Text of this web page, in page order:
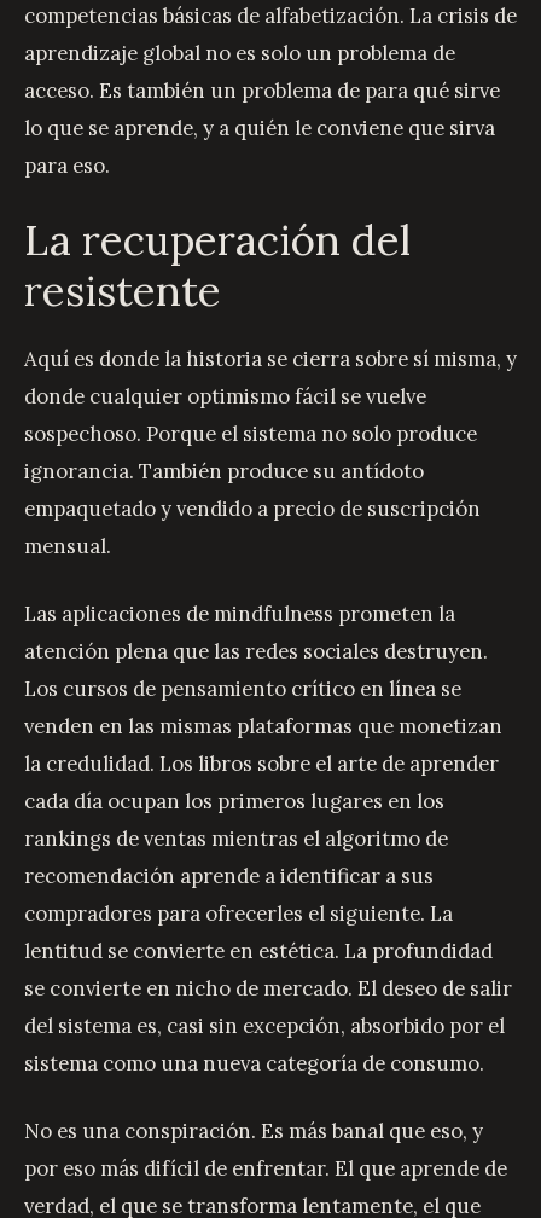
competencias básicas de alfabetización. La crisis de
aprendizaje global no es solo un problema de
acceso. Es también un problema de para qué sirve
lo que se aprende, y a quién le conviene que sirva
para eso.
La recuperación del
resistente
Aquí es donde la historia se cierra sobre sí misma, y
donde cualquier optimismo fácil se vuelve
sospechoso. Porque el sistema no solo produce
ignorancia. También produce su antídoto
empaquetado y vendido a precio de suscripción
mensual.
Las aplicaciones de mindfulness prometen la
atención plena que las redes sociales destruyen.
Los cursos de pensamiento crítico en línea se
venden en las mismas plataformas que monetizan
la credulidad. Los libros sobre el arte de aprender
cada día ocupan los primeros lugares en los
rankings de ventas mientras el algoritmo de
recomendación aprende a identificar a sus
compradores para ofrecerles el siguiente. La
lentitud se convierte en estética. La profundidad
se convierte en nicho de mercado. El deseo de salir
del sistema es, casi sin excepción, absorbido por el
sistema como una nueva categoría de consumo.
No es una conspiración. Es más banal que eso, y
por eso más difícil de enfrentar. El que aprende de
verdad, el que se transforma lentamente, el que